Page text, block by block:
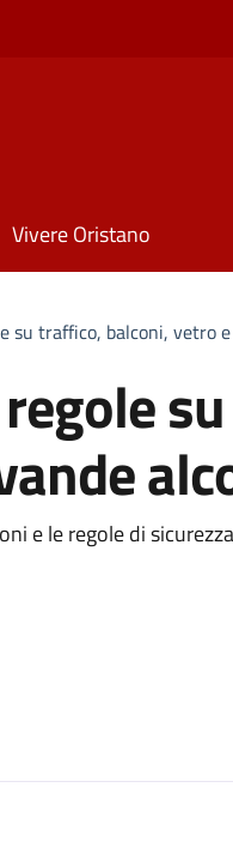
Vivere Oristano
su traffico, balconi, vetro
e le regole di